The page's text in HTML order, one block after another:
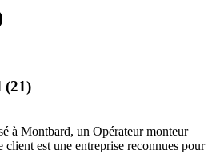
(21)
à Montbard, un Opérateur monteur
est une entreprise reconnues pour